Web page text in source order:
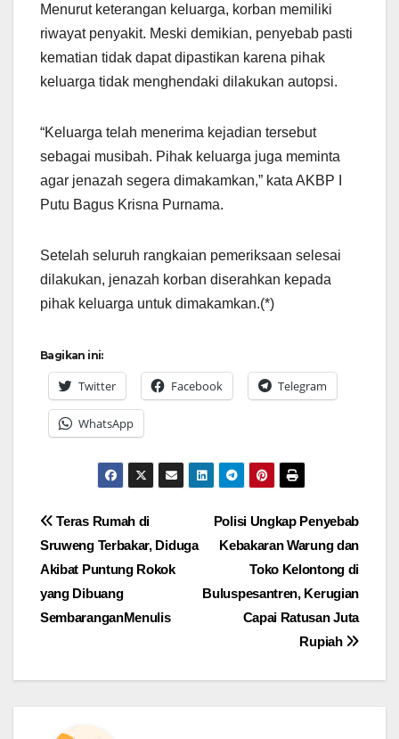
Menurut keterangan keluarga, korban memiliki
riwayat penyakit. Meski demikian, penyebab pasti
kematian tidak dapat dipastikan karena pihak
keluarga tidak menghendaki dilakukan autopsi.
“Keluarga telah menerima kejadian tersebut
sebagai musibah. Pihak keluarga juga meminta
agar jenazah segera dimakamkan,” kata AKBP I
Putu Bagus Krisna Purnama.
Setelah seluruh rangkaian pemeriksaan selesai
dilakukan, jenazah korban diserahkan kepada
pihak keluarga untuk dimakamkan.(*)
Bagikan ini:
Twitter Facebook Telegram
WhatsApp
Navigasi
pos
Polisi Ungkap Penyebab
Kebakaran Warung dan
Toko Kelontong di
Buluspesantren, Kerugian
Capai Ratusan Juta
Rupiah
Teras Rumah di
Sruweng Terbakar, Diduga
Akibat Puntung Rokok
yang Dibuang
SembaranganMenulis